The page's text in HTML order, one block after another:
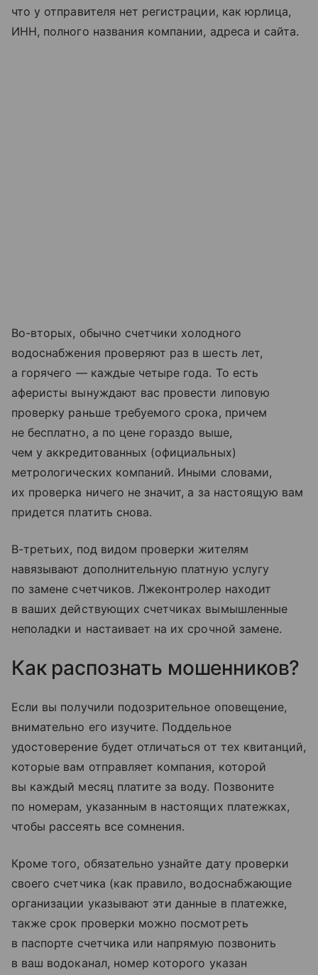
что у отправителя нет регистрации, как юрлица,
ИНН, полного названия компании, адреса и сайта.
Во-вторых, обычно счетчики холодного
водоснабжения проверяют раз в шесть лет,
а горячего — каждые четыре года. То есть
аферисты вынуждают вас провести липовую
проверку раньше требуемого срока, причем
не бесплатно, а по цене гораздо выше,
чем у аккредитованных (официальных)
метрологических компаний. Иными словами,
их проверка ничего не значит, а за настоящую вам
придется платить снова.
В-третьих, под видом проверки жителям
навязывают дополнительную платную услугу
по замене счетчиков. Лжеконтролер находит
в ваших действующих счетчиках вымышленные
неполадки и настаивает на их срочной замене.
Как распознать мошенников?
Если вы получили подозрительное оповещение,
внимательно его изучите. Поддельное
удостоверение будет отличаться от тех квитанций,
которые вам отправляет компания, которой
вы каждый месяц платите за воду. Позвоните
по номерам, указанным в настоящих платежках,
чтобы рассеять все сомнения.
Кроме того, обязательно узнайте дату проверки
своего счетчика (как правило, водоснабжающие
организации указывают эти данные в платежке,
также срок проверки можно посмотреть
в паспорте счетчика или напрямую позвонить
в ваш водоканал, номер которого указан